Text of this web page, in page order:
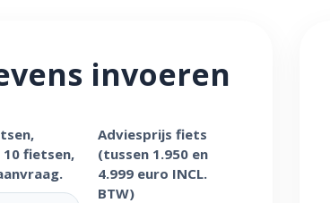
invoeren
10 fietsen,
Adviesprijs fiets
(tussen 1.950 en
4.999 euro INCL.
BTW)